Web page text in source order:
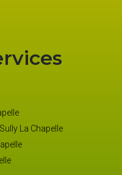
La Chapelle